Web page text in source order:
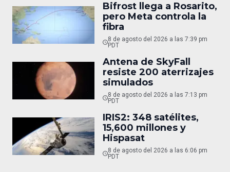
Bifrost llega a Rosarito,
pero Meta controla la
fibra
8 de agosto del 2026 a las 7:39 pm
PDT
Antena de SkyFall
resiste 200 aterrizajes
simulados
8 de agosto del 2026 a las 7:13 pm
PDT
IRIS2: 348 satélites,
15,600 millones y
Hispasat
8 de agosto del 2026 a las 6:06 pm
PDT